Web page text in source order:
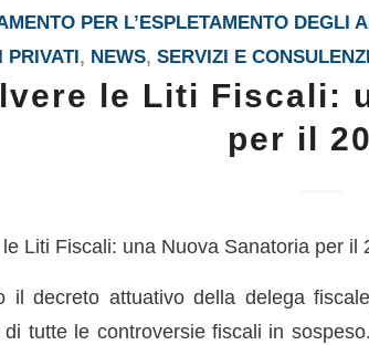
PER L’ESPLETAMENTO DEGLI
I PRIVATI, NEWS, SERVIZI E
le Liti Fiscali:
per il
Liti Fiscali: una Nuova Sanatoria per il
il decreto attuativo della delega
di tutte le controversie fiscali in